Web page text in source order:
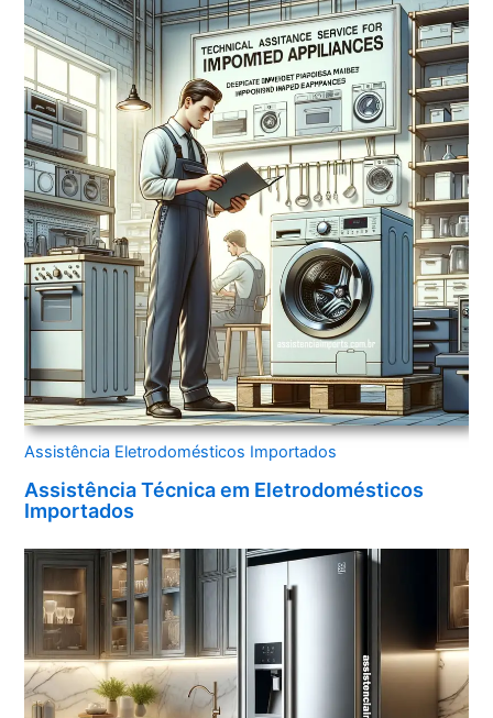
Assistência Eletrodomésticos Importados
Assistência Técnica em Eletrodomésticos
Importados